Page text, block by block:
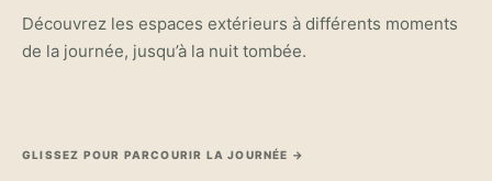
Découvrez les espaces extérieurs à différents moments
de la journée, jusqu’à la nuit tombée.
Prendre le temps
au jardin
GLISSEZ POUR PARCOURIR LA JOURNÉE →